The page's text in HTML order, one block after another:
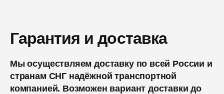
Гарантия и доставка
Мы осуществляем доставку по всей России и
странам СНГ надёжной транспортной
компанией. Возможен вариант доставки до